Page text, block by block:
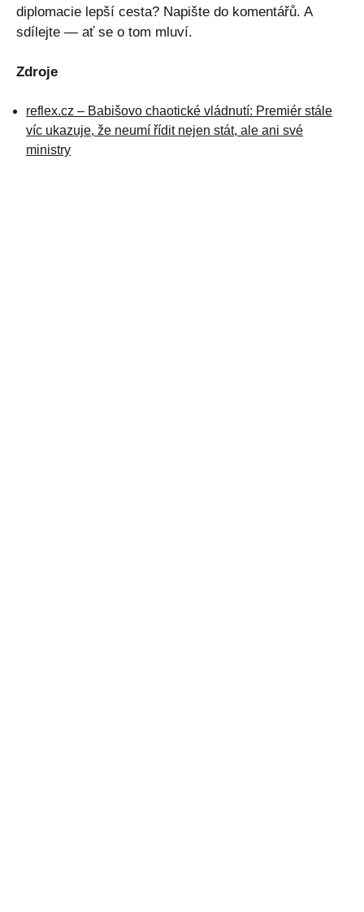
diplomacie lepší cesta? Napište do komentářů. A
sdílejte — ať se o tom mluví.
Zdroje
reflex.cz – Babišovo chaotické vládnutí: Premiér stále
víc ukazuje, že neumí řídit nejen stát, ale ani své
ministry